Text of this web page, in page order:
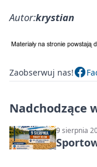
Autor:krystian
Zaobserwuj nas!
Nadchodzące
9 sierpnia